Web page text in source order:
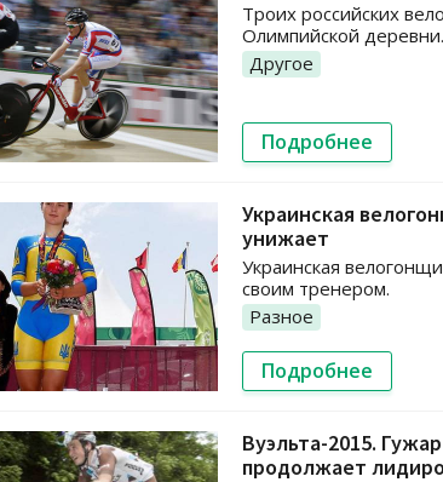
Троих российских
Олимпийской деревни.
Другое
Подробнее
Украинская
унижает
Украинская
своим тренером.
Разное
Подробнее
Вуэльта-2015.
продолжает